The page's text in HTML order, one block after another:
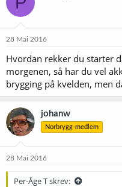
28 Mai 2016
Hvordan rekker du starter
morgenen, så har du vel
brygging på kvelden, men
johanw
Norbrygg-medlem
28 Mai 2016
Per-Åge T skrev: